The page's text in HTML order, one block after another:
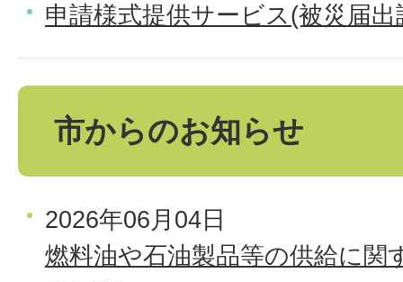
申請様式提供サービス(被災届出
市からのお知らせ
2026年06月04日
燃料油や石油製品等の供給に関